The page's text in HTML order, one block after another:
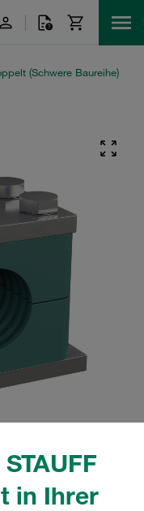
in Ihrer
(Schwere Baureihe)
und kann vom